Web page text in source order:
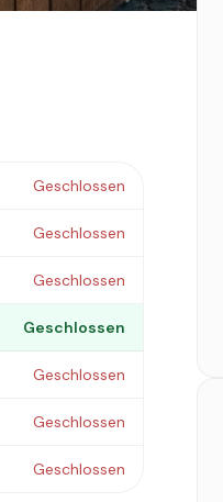
Geschlossen
Geschlossen
Geschlossen
Geschlossen
Geschlossen
Geschlossen
Geschlossen